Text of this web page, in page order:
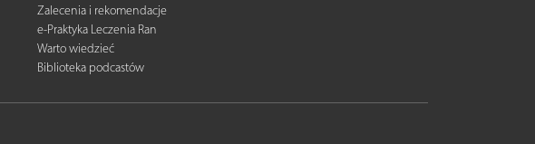
Zalecenia i rekomendacje
e-Praktyka Leczenia Ran
Warto wiedzieć
Biblioteka podcastów